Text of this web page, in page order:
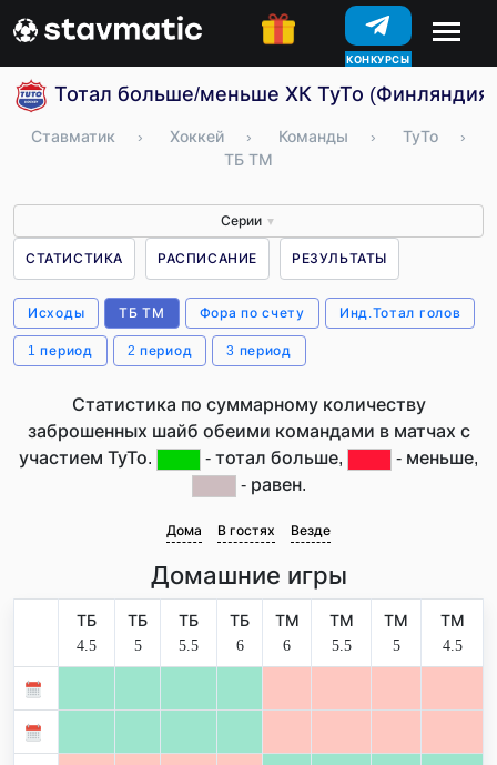
КОНКУРСЫ
Тотал больше/меньше ХК ТуТо (Финляндия)
Ставматик › Хоккей › Команды › ТуТо
›
ТБ ТМ
Серии ▼
СТАТИСТИКА РАСПИСАНИЕ РЕЗУЛЬТАТЫ
Исходы ТБ ТМ Фора по счету Инд.Тотал голов
1 период 2 период 3 период
Статистика по суммарному количеству
заброшенных шайб обеими командами в матчах с
участием ТуТо.
- тотал больше,
- меньше,
- равен.
Дома В гостях Везде
Домашние игры
ТБ
4.5
ТБ
5
ТБ
5.5
ТБ
6
ТМ
6
ТМ
5.5
ТМ
5
ТМ
4.5